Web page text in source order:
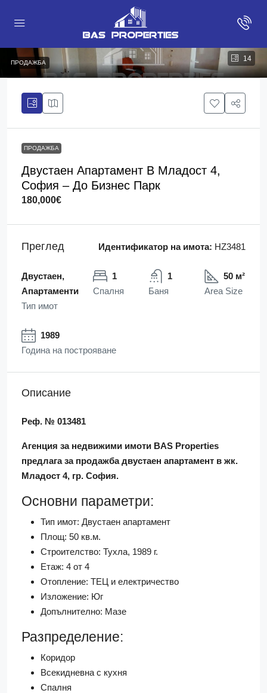
14
ПРОДАЖБА
ПРОДАЖБА
Двустаен Апартамент В Младост 4,
София – До Бизнес Парк
180,000€
Преглед Идентификатор на имота: HZ3481
Двустаен,
Апартаменти
Тип имот
1
Спалня
1
Баня
50 м²
Area Size
1989
Година на построяване
Описание
Реф. № 013481
Агенция за недвижими имоти BAS Properties
предлага за продажба двустаен апартамент в жк.
Младост 4, гр. София.
Основни параметри:
Тип имот: Двустаен апартамент
Площ: 50 кв.м.
Строителство: Тухла, 1989 г.
Етаж: 4 от 4
Отопление: ТЕЦ и електричество
Изложение: Юг
Допълнително: Мазе
Разпределение:
Коридор
Всекидневна с кухня
Спалня